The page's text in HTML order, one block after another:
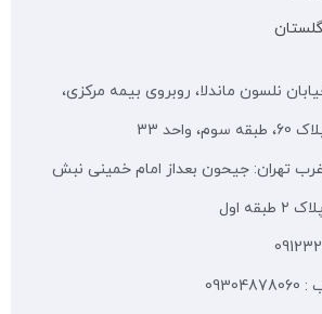
نلسون ماندلا، روبروی بیمه مرکزی،
واحد 33
تهران: جیحون بعداز امام خمینی نبش
اول